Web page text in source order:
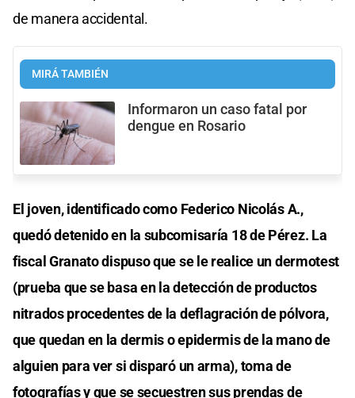
de manera accidental.
MIRÁ TAMBIÉN
Informaron un caso fatal por
dengue en Rosario
El joven, identificado como Federico Nicolás A.,
quedó detenido en la subcomisaría 18 de Pérez. La
fiscal Granato dispuso que se le realice un dermotest
(prueba que se basa en la detección de productos
nitrados procedentes de la deflagración de pólvora,
que quedan en la dermis o epidermis de la mano de
alguien para ver si disparó un arma), toma de
fotografías y que se secuestren sus prendas de